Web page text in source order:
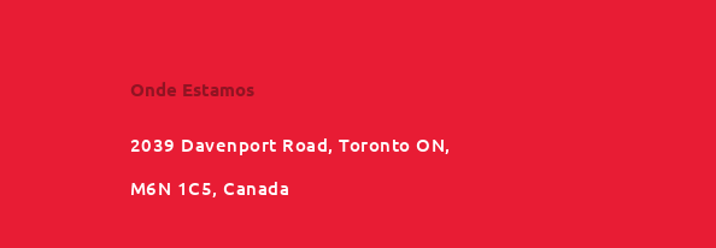
Onde Estamos
2039 Davenport Road, Toronto ON,
M6N 1C5, Canada